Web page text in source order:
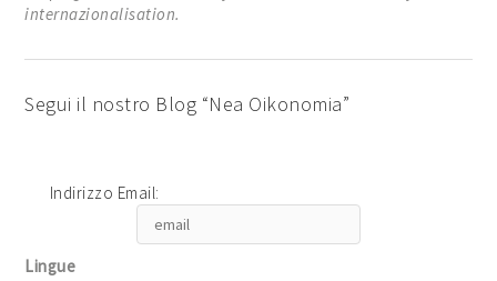
internazionalisation.
Segui il nostro Blog “Nea Oikonomia”
Indirizzo Email:
Lingue